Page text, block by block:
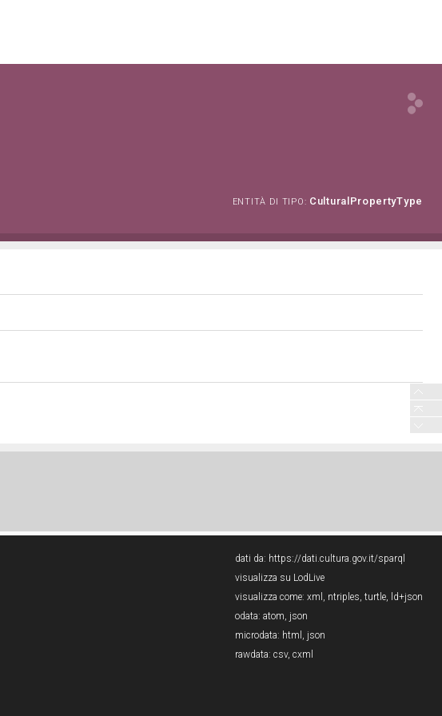
ENTITÀ DI TIPO: CulturalPropertyType
dati da: https://dati.cultura.gov.it/sparql
visualizza su LodLive
visualizza come: xml , ntriples, turtle, ld+json
odata: atom, json
microdata: html , json
rawdata: csv, cxml